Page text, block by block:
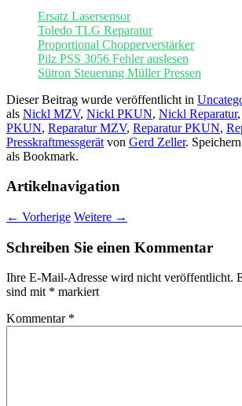
Ersatz Lasersensor
Toledo TLG Reparatur
Proportional Chopperverstärker
Pilz PSS 3056 Fehler auslesen
Sütron Steuerung Müller Pressen
Dieser Beitrag wurde veröffentlicht in
als Nickl MZV, Nickl PKUN, Nickl Reparatur,
PKUN, Reparatur MZV, Reparatur PKUN,
Presskraftmessgerät von Gerd Zeller.
als Bookmark.
Artikelnavigation
← Vorherige Weitere →
Schreiben Sie einen Kommentar
Ihre E-Mail-Adresse wird nicht veröffentlicht.
sind mit * markiert
Kommentar *